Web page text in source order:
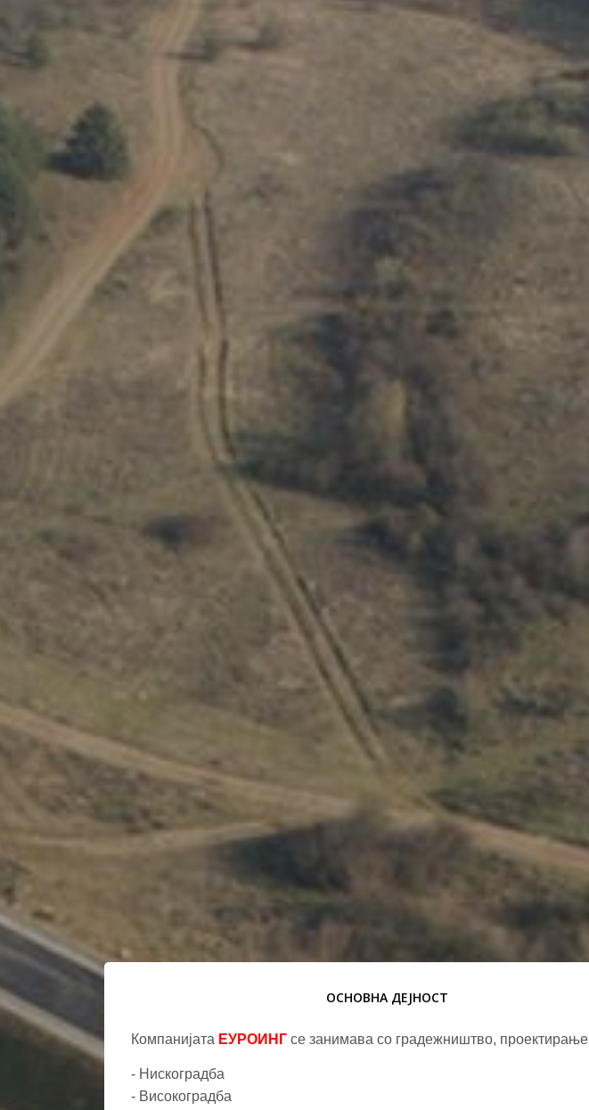
ОСНОВНА ДЕЈНОСТ
Компанијата ЕУРОИНГ се занимава со градежништво, проектирање
- Нискоградба
- Високоградба